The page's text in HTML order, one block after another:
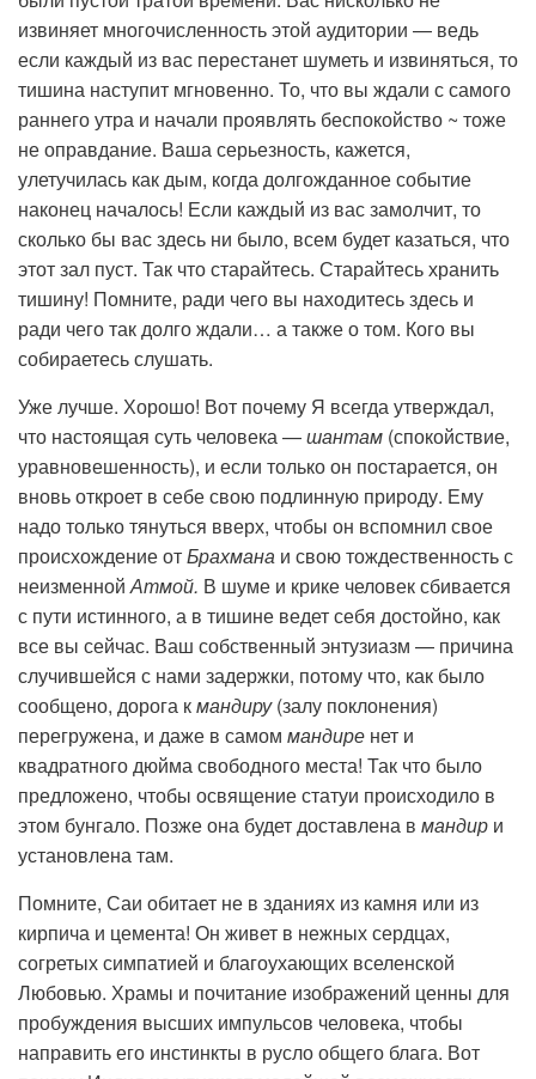
извиняет многочисленность этой аудитории — ведь
если каждый из вас перестанет шуметь и извиняться, то
тишина наступит мгновенно. То, что вы ждали с самого
раннего утра и начали проявлять беспокойство ~ тоже
не оправдание. Ваша серьезность, кажется,
улетучилась как дым, когда долгожданное событие
наконец началось! Если каждый из вас замолчит, то
сколько бы вас здесь ни было, всем будет казаться, что
этот зал пуст. Так что старайтесь. Старайтесь хранить
тишину! Помните, ради чего вы находитесь здесь и
ради чего так долго ждали… а также о том. Кого вы
собираетесь слушать.
Уже лучше. Хорошо! Вот почему Я всегда утверждал,
что настоящая суть человека —шантам (спокойствие,
уравновешенность), и если только он постарается, он
вновь откроет в себе свою подлинную природу. Ему
надо только тянуться вверх, чтобы он вспомнил свое
происхождение отБрахмана и свою тождественность с
неизменнойАтмой. В шуме и крике человек сбивается
с пути истинного, а в тишине ведет себя достойно, как
все вы сейчас. Ваш собственный энтузиазм — причина
случившейся с нами задержки, потому что, как было
сообщено, дорога кмандиру(залу поклонения)
перегружена, и даже в самом мандире нет и
квадратного дюйма свободного места! Так что было
предложено, чтобы освящение статуи происходило в
этом бунгало. Позже она будет доставлена в мандир и
установлена там.
Помните, Саи обитает не в зданиях из камня или из
кирпича и цемента! Он живет в нежных сердцах,
согретых симпатией и благоухающих вселенской
Любовью. Храмы и почитание изображений ценны для
пробуждения высших импульсов человека, чтобы
направить его инстинкты в русло общего блага. Вот